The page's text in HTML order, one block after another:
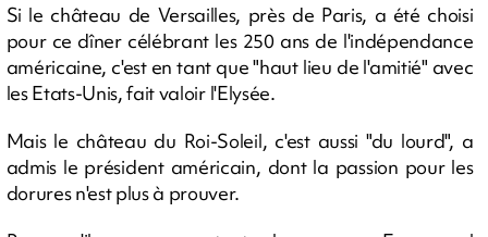
Si le château de Versailles, près de Paris, a été choisi
pour ce dîner célébrant les 250 ans de l'indépendance
américaine, c'est en tant que "haut lieu de l'amitié" avec
les Etats-Unis, fait valoir l'Elysée.
Mais le château du Roi-Soleil, c'est aussi "du lourd", a
admis le président américain, dont la passion pour les
dorures n'est plus à prouver.